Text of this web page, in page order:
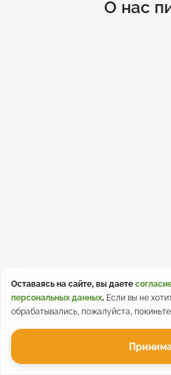
О нас
Оставаясь на сайте, вы даете
персональных данных. Если вы не
обрабатывались, пожалуйста,